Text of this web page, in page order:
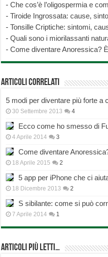
-Che cos’è l’oligospermia e
-Tiroide Ingrossata: cause,
-Tonsille Criptiche: sintomi,
-Quali sono i miorilassanti
-Come diventare Anoressica?
Articoli correlati
5 modi per diventare più forte a
30 Settembre 2013 4
Ecco come ho smesso di
4 Aprile 2014 3
Come diventare
18 Aprile 2015 2
5 app per iPhone che ci
18 Dicembre 2013 2
S sibilante: come si può
7 Aprile 2014 1
Articoli più Letti…